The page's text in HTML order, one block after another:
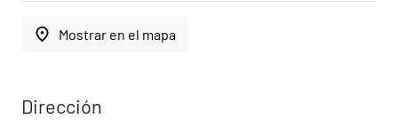
place Mostrar en el mapa
Dirección